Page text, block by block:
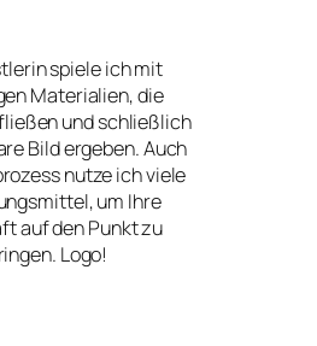
spiele ich mit
Materialien, die
und schließlich
Bild ergeben. Auch
nutze ich viele
um Ihre
auf den Punkt zu
Logo!